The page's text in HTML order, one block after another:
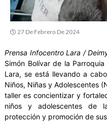
27 De Febrero De 2024
Prensa Infocentro Lara /
Simón Bolívar de la
Lara, se está llevando a
Niños, Niñas y Adolescentes
taller es concientizar y
niños y adolescentes de
protección y promoción de